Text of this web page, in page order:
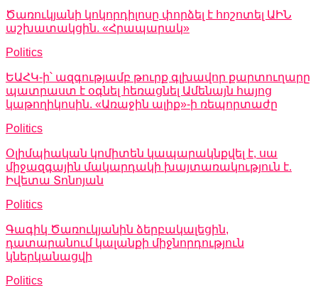
Ծառուկյանի կոկորդիլոսը փորձել է հոշոտել ԱԻՆ
աշխատակցին. «Հրապարակ»
Politics
ԵԱՀԿ-ի՝ ազգությամբ թուրք գլխավոր քարտուղարը
պատրաստ է օգնել հեռացնել Ամենայն հայոց
կաթողիկոսին. «Առաջին ալիք»-ի ռեպորտաժը
Politics
Օլիմպիական կոմիտեն կապարակնքվել է, սա
միջազգային մակարդակի խայտառակություն է.
Իվետա Տոնոյան
Politics
Գագիկ Ծառուկյանին ձերբակալեցին,
դատարանում կալանքի միջնորդություն
կներկանացվի
Politics